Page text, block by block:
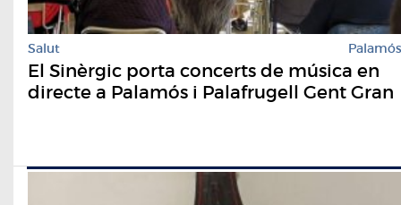
Salut Palamós
El Sinèrgic porta concerts de música en
directe a Palamós i Palafrugell Gent Gran